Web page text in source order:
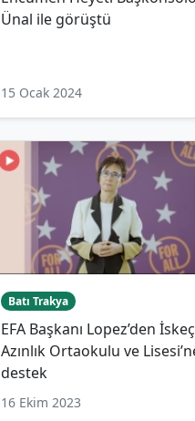
Ünal ile görüştü
15 Ocak 2024
Batı Trakya
EFA Başkanı Lopez’den
Azınlık Ortaokulu ve
destek
16 Ekim 2023